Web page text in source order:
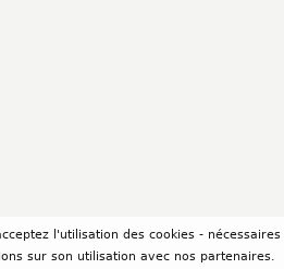
l'utilisation des cookies -
sur son utilisation avec nos partenaires.